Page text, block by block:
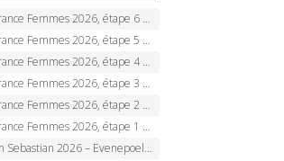
étape 6 – Kim Le Court-Pienaar gagne à Tournon, Reusser en jaune
5 – Demi Vollering gagne à Belleville, Reusser en jaune, Ferrand-Prévot coule
étape 4 – Marlen Reusser écrase le chrono, Ferrand-Prévot en crise
étape 3 – Sigrid Haugset en solitaire, 88 km d’échappée, maillot jaune
étape 2 – Lorena Wiebes doublé à Genève, Markus héroïque, 7e record
étape 1 – Lorena Wiebes intouchable à Lausanne, premier maillot jaune
– Evenepoel recordman, 4e victoire, Carapaz battu au sprint